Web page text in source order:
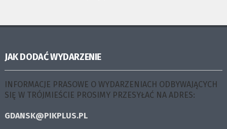
JAK DODAĆ WYDARZENIE
INFORMACJE PRASOWE O WYDARZENIACH ODBYWAJĄCYCH
SIĘ W TRÓJMIEŚCIE PROSIMY PRZESYŁAĆ NA ADRES:
GDANSK@PIKPLUS.PL